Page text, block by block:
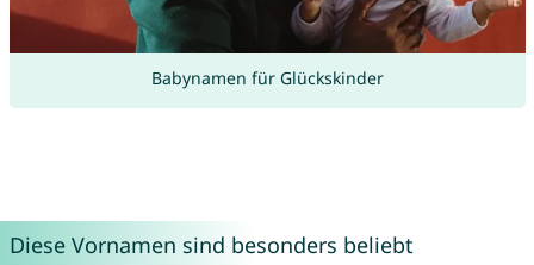
Babynamen für Glückskinder
Diese Vornamen sind besonders beliebt